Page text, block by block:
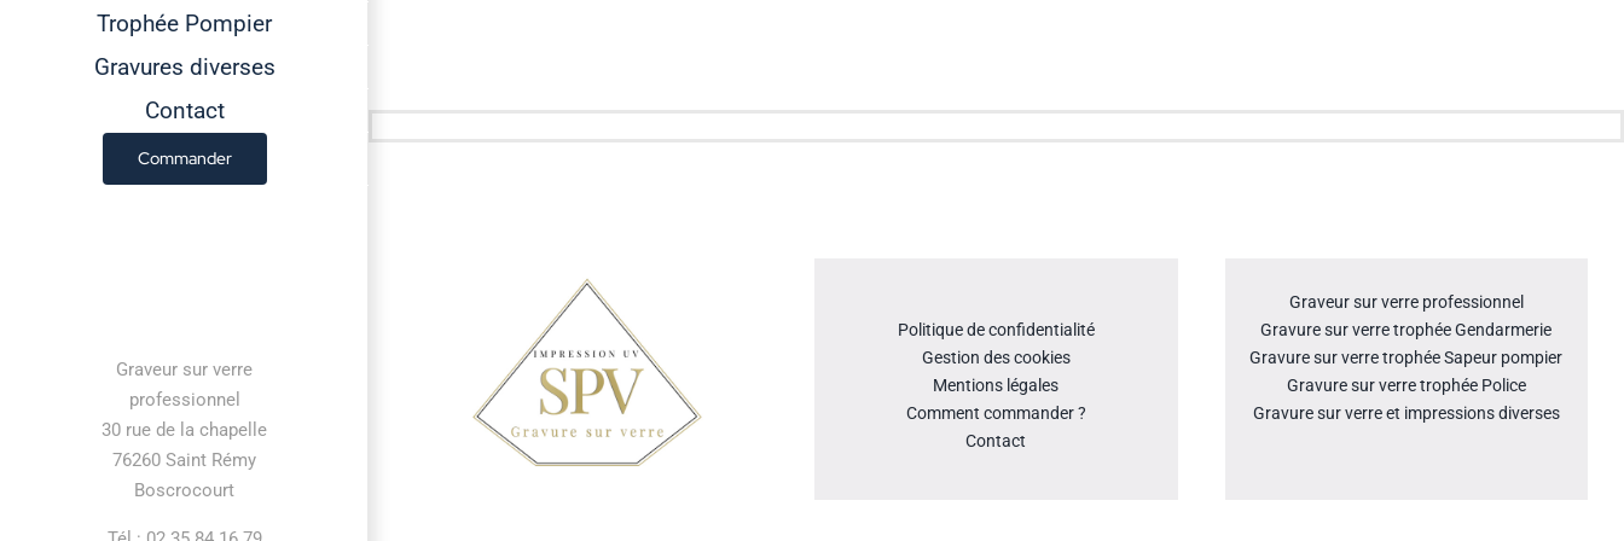
Trophée Pompier
Gravures diverses
Contact
Commander
Graveur sur verre
professionnel
30 rue de la chapelle
76260 Saint Rémy
Boscrocourt
Politique de confidentialité
Gestion des cookies
Mentions légales
Comment commander ?
Contact
Graveur sur verre professionnel
Gravure sur verre trophée Gendarmerie
Gravure sur verre trophée Sapeur pompier
Gravure sur verre trophée Police
Gravure sur verre et impressions diverses